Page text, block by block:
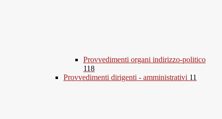
Provvedimenti organi indirizzo-politico
118
Provvedimenti dirigenti - amministrativi 11